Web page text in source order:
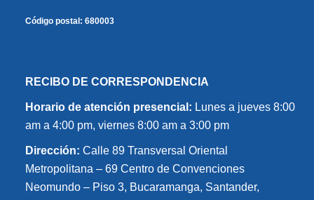
Código postal: 680003
RECIBO DE CORRESPONDENCIA
Horario de atención presencial: Lunes a jueves 8:00
am a 4:00 pm, viernes 8:00 am a 3:00 pm
Dirección: Calle 89 Transversal Oriental
Metropolitana – 69 Centro de Convenciones
Neomundo – Piso 3, Bucaramanga, Santander,